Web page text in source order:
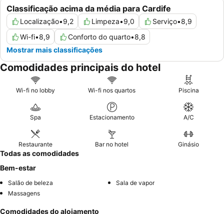
Classificação acima da média para Cardife
Localização•9,2 Limpeza•9,0 Serviço•8,9
Wi-fi•8,9 Conforto do quarto•8,8
Mostrar mais classificações
Comodidades principais do hotel
Wi-fi no lobby Wi-fi nos quartos Piscina
Spa Estacionamento A/C
Restaurante Bar no hotel Ginásio
Todas as comodidades
Bem-estar
Salão de beleza
Sala de vapor
Massagens
Comodidades do alojamento